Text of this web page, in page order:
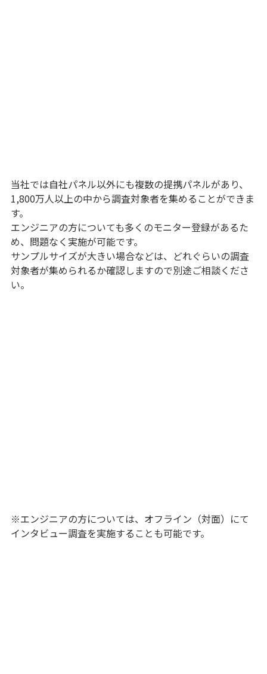
当社では自社パネル以外にも複数の提携パネルがあり、
1,800万人以上の中から調査対象者を集めることができま
す。
エンジニアの方についても多くのモニター登録があるた
め、問題なく実施が可能です。
サンプルサイズが大きい場合などは、どれぐらいの調査
対象者が集められるか確認しますので別途ご相談くださ
い。
※エンジニアの方については、オフライン（対面）にて
インタビュー調査を実施することも可能です。